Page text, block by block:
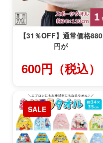
【31％OFF】通常価格880
円が
600円（税込）
SALE